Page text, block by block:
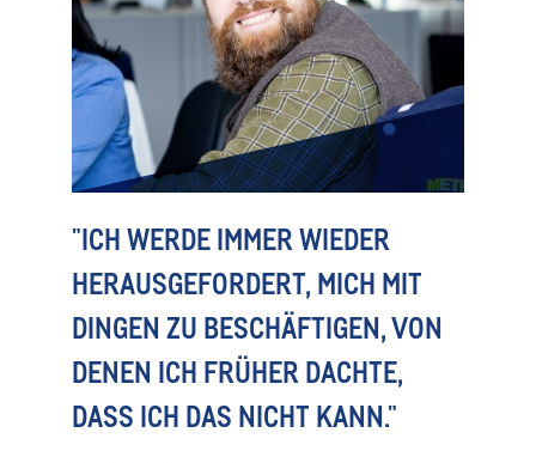
"ICH WERDE IMMER WIEDER
HERAUSGEFORDERT, MICH MIT
DINGEN ZU BESCHÄFTIGEN, VON
DENEN ICH FRÜHER DACHTE,
DASS ICH DAS NICHT KANN."